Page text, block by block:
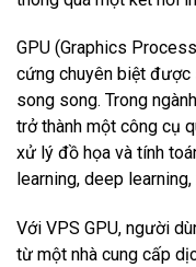
GPU (Graphics
cứng chuyên biệt
song song. Trong
trở thành một công cụ
xử lý đồ họa và tính
learning, deep
Với VPS GPU, người
từ một nhà cung cấp